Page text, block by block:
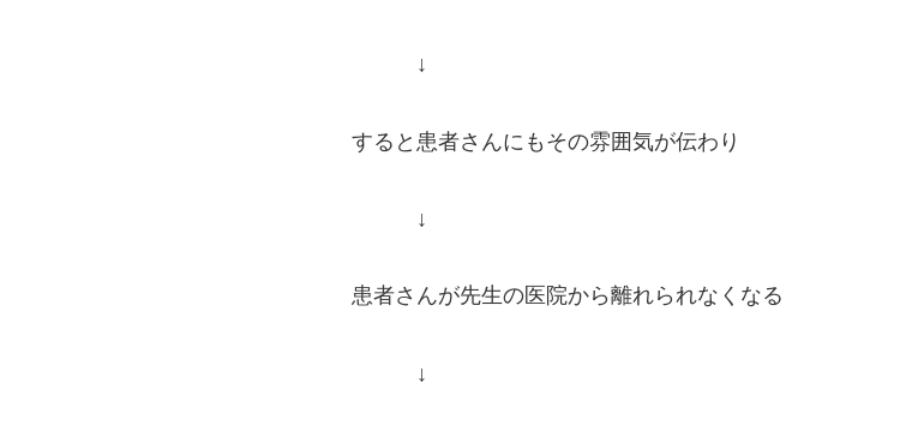
↓
すると患者さんにもその雰囲気が伝わり
↓
患者さんが先生の医院から離れられなくなる
↓